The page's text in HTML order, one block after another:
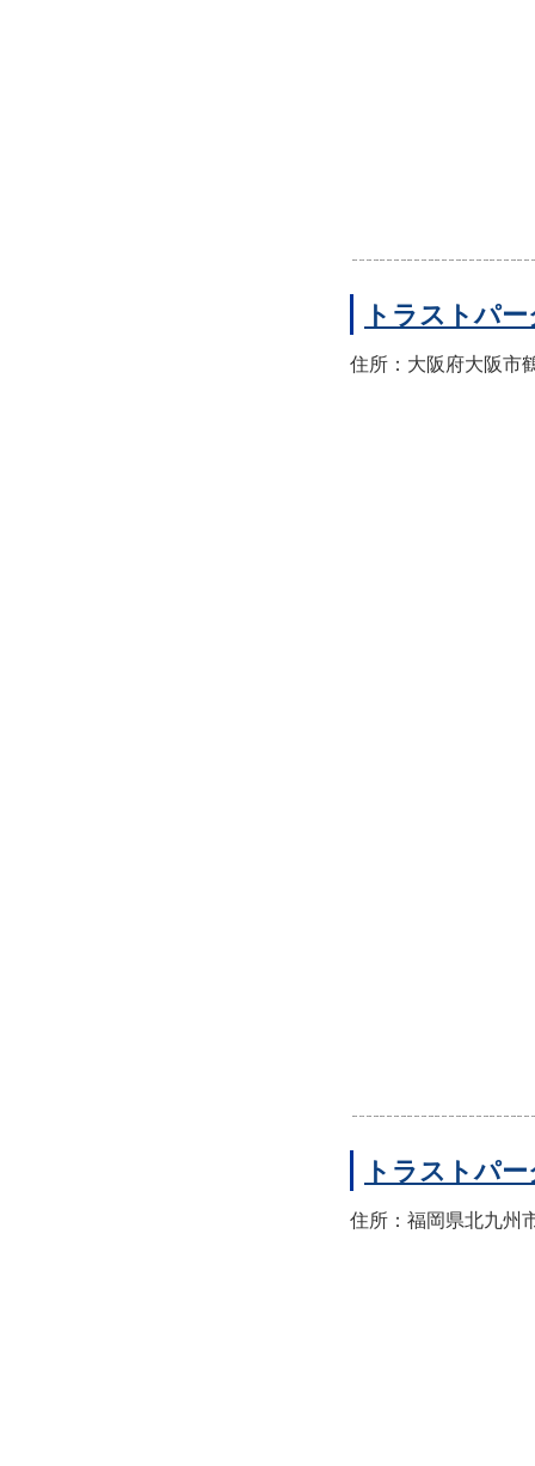
トラストパ
住所：大阪府大阪市
トラストパ
住所：福岡県北九州